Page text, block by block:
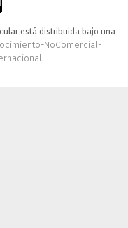
está distribuida bajo una
NoComercial-
.